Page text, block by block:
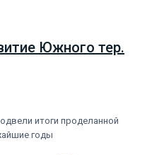
Южного тер.
итоги проделанной
годы